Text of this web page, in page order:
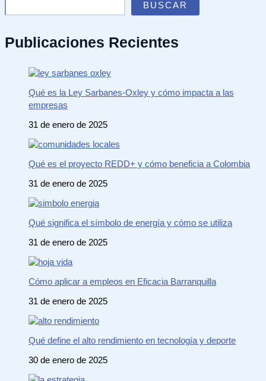
BUSCAR
Publicaciones Recientes
Qué es la Ley Sarbanes-Oxley y cómo impacta a las
empresas
31 de enero de 2025
Qué es el proyecto REDD+ y cómo beneficia a Colombia
31 de enero de 2025
Qué significa el símbolo de energía y cómo se utiliza
31 de enero de 2025
Cómo aplicar a empleos en Eficacia Barranquilla
31 de enero de 2025
Qué define el alto rendimiento en tecnología y deporte
30 de enero de 2025